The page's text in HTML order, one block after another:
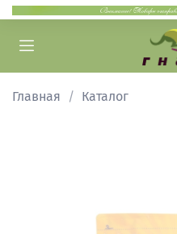
Главная Каталог